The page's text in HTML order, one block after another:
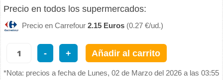
Precio en todos los supermercados:
Precio en Carrefour2.15 Euros (0.27 €/ud.)
- + Añadir al carrito
*Nota: precios a fecha de Lunes, 02 de Marzo del 2026 a las 03:55